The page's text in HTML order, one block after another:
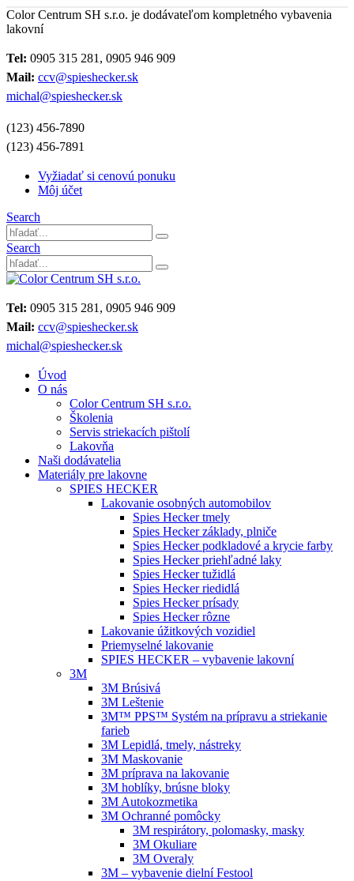
Color Centrum SH s.r.o. je dodávateľom kompletného vybavenia
lakovní
Tel: 0905 315 281, 0905 946 909
Mail: ccv@spieshecker.sk
michal@spieshecker.sk
(123) 456-7890
(123) 456-7891
Vyžiadať si cenovú ponuku
Môj účet
Search
Search
Tel: 0905 315 281, 0905 946 909
Mail: ccv@spieshecker.sk
michal@spieshecker.sk
Úvod
O nás
Color Centrum SH s.r.o.
Školenia
Servis striekacích pištolí
Lakovňa
Naši dodávatelia
Materiály pre lakovne
SPIES HECKER
Lakovanie osobných automobilov
Spies Hecker tmely
Spies Hecker základy, plniče
Spies Hecker podkladové a krycie farby
Spies Hecker priehľadné laky
Spies Hecker tužidlá
Spies Hecker riedidlá
Spies Hecker prísady
Spies Hecker rôzne
Lakovanie úžitkových vozidiel
Priemyselné lakovanie
SPIES HECKER – vybavenie lakovní
3M
3M Brúsivá
3M Leštenie
3M™ PPS™ Systém na prípravu a striekanie
farieb
3M Lepidlá, tmely, nástreky
3M Maskovanie
3M príprava na lakovanie
3M hoblíky, brúsne bloky
3M Autokozmetika
3M Ochranné pomôcky
3M respirátory, polomasky, masky
3M Okuliare
3M Overaly
3M – vybavenie dielní Festool